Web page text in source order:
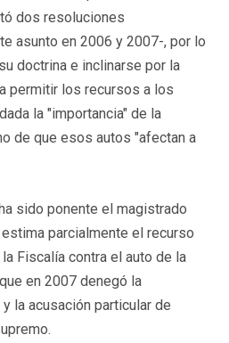
dos resoluciones
asunto en 2006 y 2007-, por lo
doctrina e inclinarse por la
permitir los recursos a los
la "importancia" de la
de que esos autos "afectan a
sido ponente el magistrado
parcialmente el recurso
Fiscalía contra el auto de la
en 2007 denegó la
la acusación particular de